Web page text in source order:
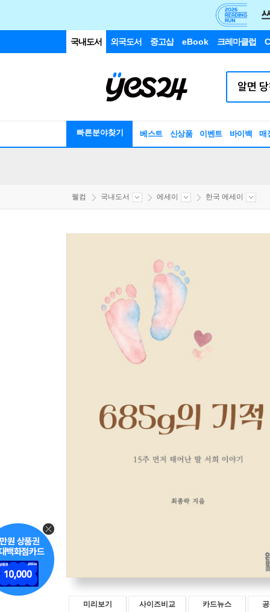
국내도서 외국도서 중고샵 eBook 크레마클럽
빠른분야찾기 베스트 신상품 이벤트 바이백 매
웰컴 국내도서 에세이 한국 에세이
미리보기 사이즈비교 카드뉴스